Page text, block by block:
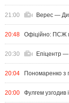
21:00 Верес —
20:48 Офіційно: ПСЖ
20:30 Епіцентр
20:04 Пономаренко з
20:00 Фулгем